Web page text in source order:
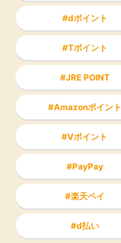
dポイント
Tポイント
JRE POINT
Amazonポイント
Vポイント
PayPay
楽天ペイ
d払い